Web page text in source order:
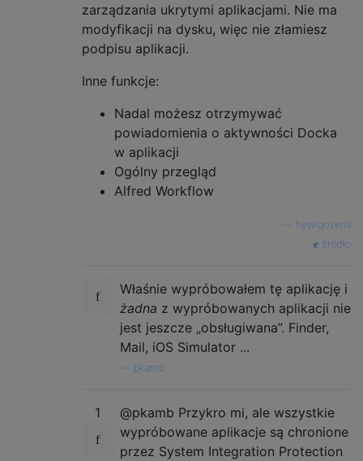
zarządzania ukrytymi aplikacjami. Nie ma
modyfikacji na dysku, więc nie złamiesz
podpisu aplikacji.
Inne funkcje:
Nadal możesz otrzymywać
powiadomienia o aktywności Docka
w aplikacji
Ogólny przegląd
Alfred Workflow
hewigovens
źródło
Właśnie wypróbowałem tę aplikację i
żadna z wypróbowanych aplikacji nie
jest jeszcze „obsługiwana”. Finder,
Mail, iOS Simulator ...
pkamb
1
@pkamb Przykro mi, ale wszystkie
wypróbowane aplikacje są chronione
przez System Integration Protection